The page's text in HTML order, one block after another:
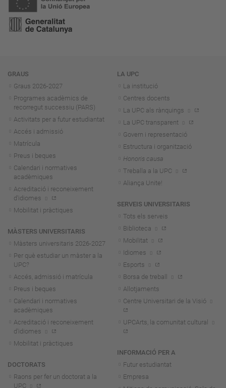
Navegació
GRAUS
Graus 2026-2027
Programes acadèmics de
recorregut successiu (PARS)
Activitats per a futur estudiantat
Accés i admissió
Matrícula
Preus i beques
Calendari i normatives
acadèmiques
Acreditació i reconeixement
d'idiomes
Mobilitat i pràctiques
MÀSTERS UNIVERSITARIS
Màsters universitaris 2026-2027
Per què estudiar un màster a la
UPC?
Accés, admissió i matrícula
Preus i beques
Calendari i normatives
acadèmiques
Acreditació i reconeixement
d'idiomes
Mobilitat i pràctiques
DOCTORATS
Raons per fer un doctorat a la
UPC
LA UPC
La institució
Centres docents
La UPC als rànquings
La UPC transparent
Govern i representació
Estructura i organització
Honoris causa
Treballa a la UPC
Aliança Unite!
SERVEIS UNIVERSITARIS
Tots els serveis
Biblioteca
Mobilitat
Idiomes
Esports
Borsa de treball
Allotjaments
Centre Universitari de la Visió
UPCArts, la comunitat cultural
INFORMACIÓ PER A
Futur estudiantat
Empresa